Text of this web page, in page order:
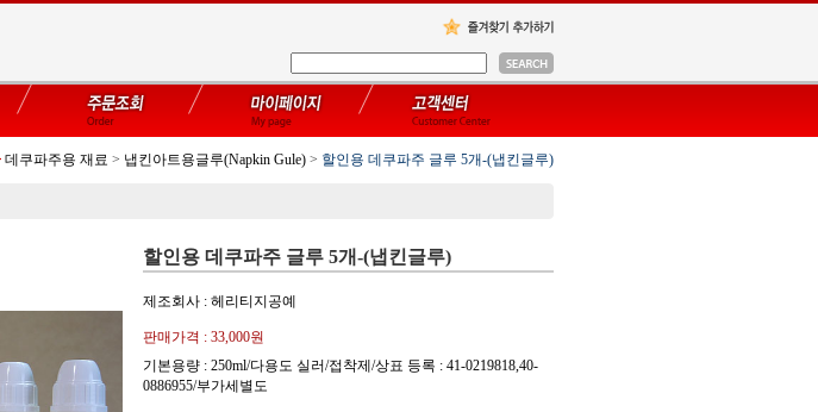
데쿠파주용 재료 > 냅킨아트용글루(Napkin Gule) > 할인용 데쿠파주 글루 5개-(냅킨글루)
할인용 데쿠파주 글루 5개-(냅킨글루)
제조회사 : 헤리티지공예
판매가격 : 33,000원
기본용량 : 250ml/다용도 실러/접착제/상표 등록 : 41-0219818,40-
0886955/부가세별도